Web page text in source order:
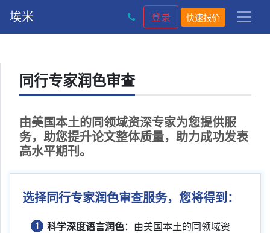
埃米 登录 快速报价
同行专家润色审查
由美国本土的同领域资深专家为您提供服
务，助您提升论文整体质量，助力成功发表
高水平期刊。
选择同行专家润色审查服务，您将得到：
1 科学深度语言润色：由美国本土的同领域资